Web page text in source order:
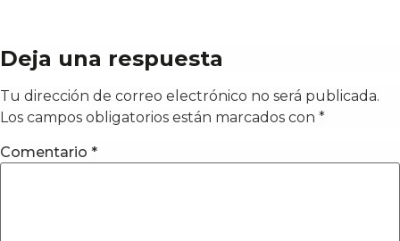
Deja una respuesta
Tu dirección de correo electrónico no será publicada.
Los campos obligatorios están marcados con *
Comentario *